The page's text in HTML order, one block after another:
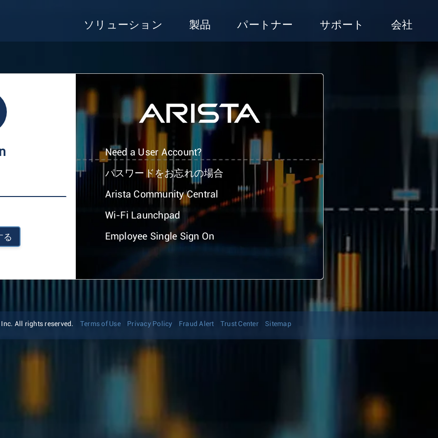
ソリューション 製品 パートナー サポート 会社
る
Need a User Account?
パスワードをお忘れの場合
Arista Community Central
Wi-Fi Launchpad
Employee Single Sign On
All rights reserved. Terms of Use Privacy Policy Fraud Alert Trust Center Sitemap